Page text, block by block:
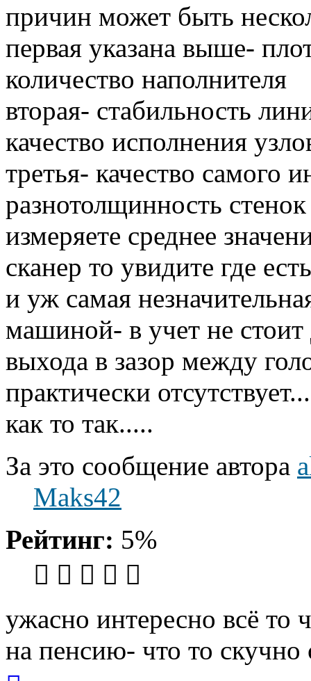
причин может быть
первая указана выше-
количество наполнителя
вторая- стабильность
качество исполнения
третья- качество самого
разнотолщинность
измеряете среднее
сканер то увидите где
и уж самая
машиной- в учет не
выхода в зазор между
практически
как то так.....
За это сообщение автора
Maks42
Рейтинг: 5%
ужасно интересно всё то
на пенсию- что то скучно